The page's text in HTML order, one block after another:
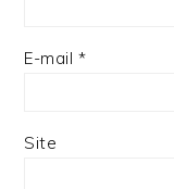
E-mail *
Site